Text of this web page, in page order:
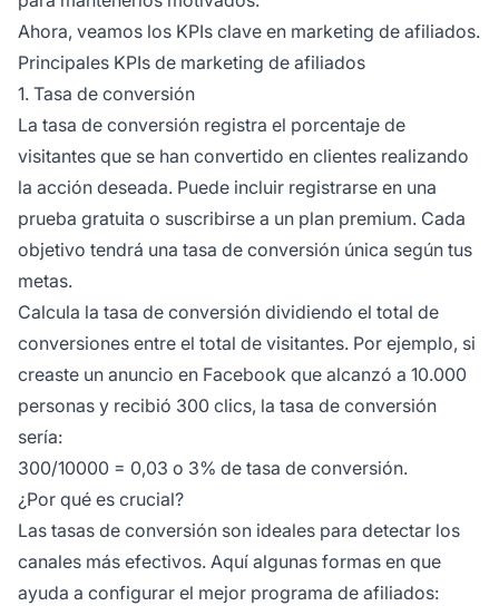
Ahora, veamos los KPIs clave en marketing de afiliados.
Principales KPIs de marketing de afiliados
1. Tasa de conversión
La tasa de conversión registra el porcentaje de
visitantes que se han convertido en clientes realizando
la acción deseada. Puede incluir registrarse en una
prueba gratuita o suscribirse a un plan premium. Cada
objetivo tendrá una tasa de conversión única según tus
metas.
Calcula la tasa de conversión dividiendo el total de
conversiones entre el total de visitantes. Por ejemplo, si
creaste un anuncio en Facebook que alcanzó a 10.000
personas y recibió 300 clics, la tasa de conversión
sería:
300/10000 = 0,03 o 3% de tasa de conversión.
¿Por qué es crucial?
Las tasas de conversión son ideales para detectar los
canales más efectivos. Aquí algunas formas en que
ayuda a configurar el mejor programa de afiliados: